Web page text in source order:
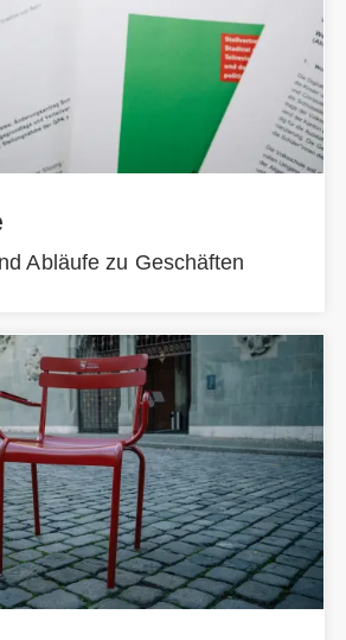
Abläufe zu Geschäften